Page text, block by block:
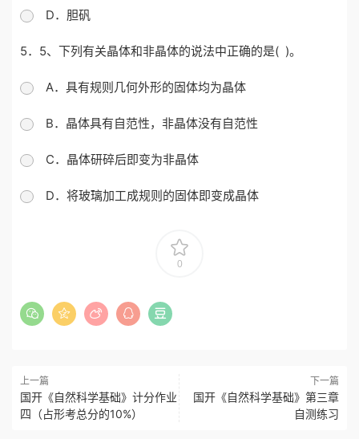
D．胆矾
5．5、下列有关晶体和非晶体的说法中正确的是( )。
A．具有规则几何外形的固体均为晶体
B．晶体具有自范性，非晶体没有自范性
C．晶体研碎后即变为非晶体
D．将玻璃加工成规则的固体即变成晶体
0
上一篇
国开《自然科学基础》计分作业
四（占形考总分的10%）
下一篇
国开《自然科学基础》第三章
自测练习